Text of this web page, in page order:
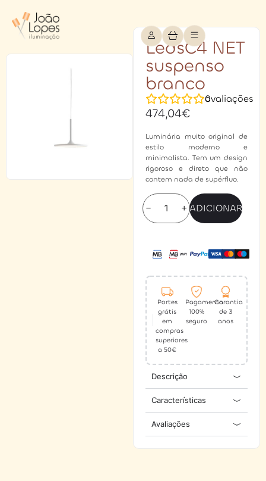
LedsC4 NET
suspenso
branco
0
avaliações
474,04€
Luminária muito original de
estilo moderno e
minimalista. Tem um design
rigoroso e direto que não
contem nada de supérfluo.
− + ADICIONAR
Portes
grátis
em
compras
superiores
a 50€
Pagamento
100%
seguro
Garantia
de 3
anos
Descrição
Características
Avaliações